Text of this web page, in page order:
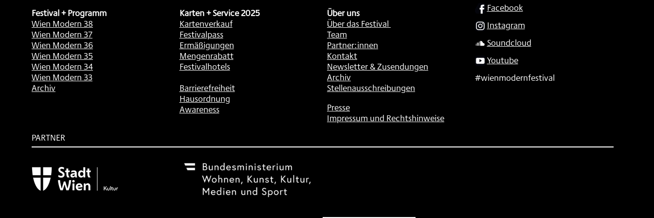
Festival + Programm
Wien Modern 38
Wien Modern 37
Wien Modern 36
Wien Modern 35
Wien Modern 34
Wien Modern 33
Archiv
Karten + Service 2025
Kartenverkauf
Festivalpass
Ermäßigungen
Mengenrabatt
Festivalhotels
Barrierefreiheit
Hausordnung
Awareness
Über uns
Über das Festival
Team
Partner:innen
Kontakt
Newsletter & Zusendungen
Archiv
Stellenausschreibungen
Presse
Impressum und Rechtshinweise
SOCIAL
Facebook
Instagram
Soundcloud
Youtube
#wienmodernfestival
PARTNER